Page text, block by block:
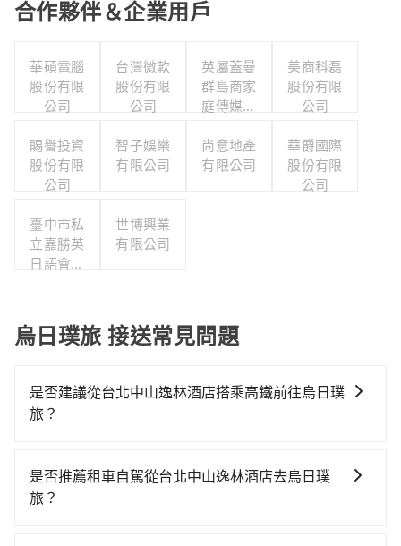
合作夥伴＆企業用戶
華碩電腦
股份有限
公司
台灣微軟
股份有限
公司
英屬蓋曼
群島商家
庭傳媒股
司城邦分
公司
美商科磊
股份有限
公司
賜譽投資
股份有限
公司
智子娛樂
有限公司
尚意地產
有限公司
華爵國際
股份有限
公司
臺中市私
立嘉勝英
日語會話
世博興業
有限公司
烏日璞旅 接送常見問題
是否建議從台北中山逸林酒店搭乘高鐵前往烏日璞
旅？
坐舒適、省時、較貴！從最早06:26一直到23:00，台北-
台中一天最多有102班次高鐵可搭乘。假設從台北中山逸
是否推薦租車自駕從台北中山逸林酒店去烏日璞
旅？